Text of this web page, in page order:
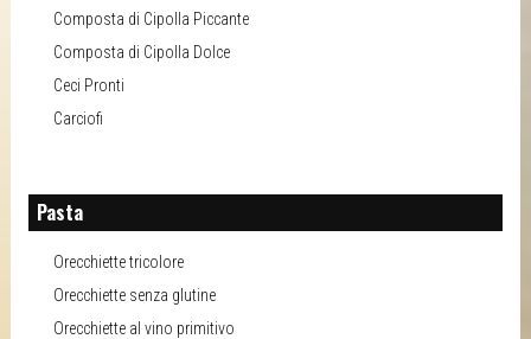
Composta di Cipolla Piccante
Composta di Cipolla Dolce
Ceci Pronti
Carciofi
Pasta
Orecchiette tricolore
Orecchiette senza glutine
Orecchiette al vino primitivo